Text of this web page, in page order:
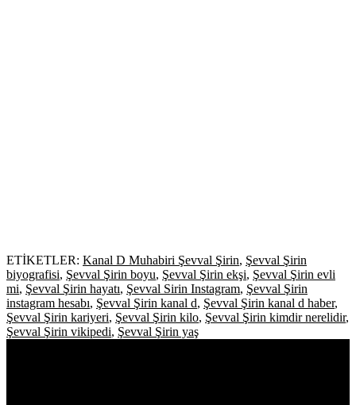
ETİKETLER: Kanal D Muhabiri Şevval Şirin, Şevval Şirin
biyografisi, Şevval Şirin boyu, Şevval Şirin ekşi, Şevval Şirin evli
mi, Şevval Şirin hayatı, Şevval Sirin Instagram, Şevval Şirin
instagram hesabı, Şevval Şirin kanal d, Şevval Şirin kanal d haber,
Şevval Şirin kariyeri, Şevval Şirin kilo, Şevval Şirin kimdir nerelidir,
Şevval Şirin vikipedi, Şevval Şirin yaş